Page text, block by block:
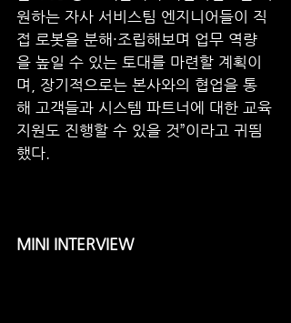
원하는 자사 서비스팀 엔지니어들이 직
접 로봇을 분해·조립해보며 업무 역량
을 높일 수 있는 토대를 마련할 계획이
며, 장기적으로는 본사와의 협업을 통
해 고객들과 시스템 파트너에 대한 교육
지원도 진행할 수 있을 것”이라고 귀띔
했다.
MINI INTERVIEW